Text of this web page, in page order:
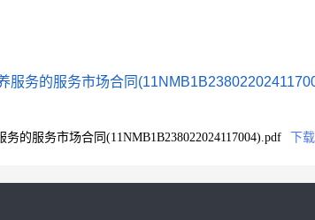
服务的服务市场合同
的服务市场合同(11NMB1B238022024117004).pdf
下载